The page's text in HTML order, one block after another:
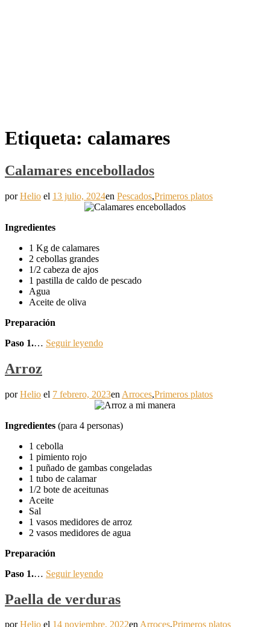
Etiqueta: calamares
Calamares encebollados
porHelio el 13 julio, 2024en Pescados,Primeros platos
Ingredientes
1 Kg de calamares
2 cebollas grandes
1/2 cabeza de ajos
1 pastilla de caldo de pescado
Agua
Aceite de oliva
Preparación
Paso 1.… Seguir leyendo
Arroz
porHelio el 7 febrero, 2023en Arroces,Primeros platos
Ingredientes (para 4 personas)
1 cebolla
1 pimiento rojo
1 puñado de gambas congeladas
1 tubo de calamar
1/2 bote de aceitunas
Aceite
Sal
1 vasos medidores de arroz
2 vasos medidores de agua
Preparación
Paso 1.… Seguir leyendo
Paella de verduras
porHelio el 14 noviembre, 2022enArroces,Primeros platos